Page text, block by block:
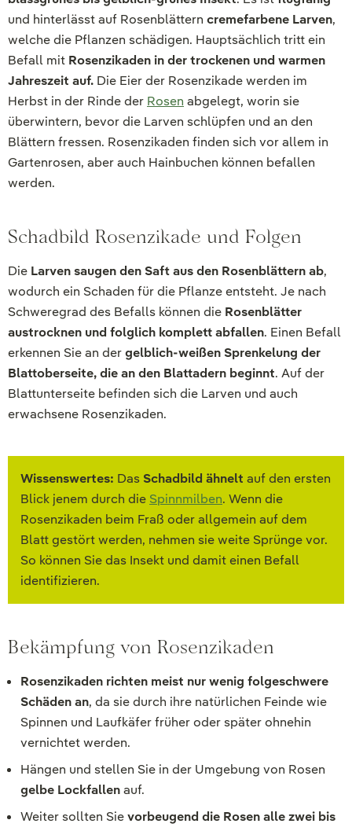
und hinterlässt auf Rosenblättern cremefarbene Larven,
welche die Pflanzen schädigen. Hauptsächlich tritt ein
Befall mit Rosenzikaden in der trockenen und warmen
Jahreszeit auf. Die Eier der Rosenzikade werden im
Herbst in der Rinde der Rosen abgelegt, worin sie
überwintern, bevor die Larven schlüpfen und an den
Blättern fressen. Rosenzikaden finden sich vor allem in
Gartenrosen, aber auch Hainbuchen können befallen
werden.
Schadbild Rosenzikade und Folgen
Die Larven saugen den Saft aus den Rosenblättern ab,
wodurch ein Schaden für die Pflanze entsteht. Je nach
Schweregrad des Befalls können die Rosenblätter
austrocknen und folglich komplett abfallen. Einen Befall
erkennen Sie an dergelblich-weißen Sprenkelung der
Blattoberseite, die an den Blattadern beginnt. Auf der
Blattunterseite befinden sich die Larven und auch
erwachsene Rosenzikaden.
Wissenswertes: Das Schadbild ähnelt auf den ersten
Blick jenem durch die Spinnmilben. Wenn die
Rosenzikaden beim Fraß oder allgemein auf dem
Blatt gestört werden, nehmen sie weite Sprünge vor.
So können Sie das Insekt und damit einen Befall
identifizieren.
Bekämpfung von Rosenzikaden
Rosenzikaden richten meist nur wenig folgeschwere
Schäden an, da sie durch ihre natürlichen Feinde wie
Spinnen und Laufkäfer früher oder später ohnehin
vernichtet werden.
Hängen und stellen Sie in der Umgebung von Rosen
gelbe Lockfallenauf.
Weiter sollten Sievorbeugend die Rosen alle zwei bis